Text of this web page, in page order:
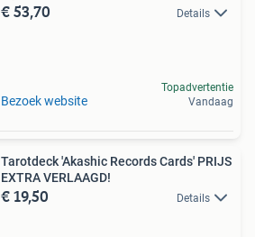
€ 53,70 Details
Bezoek website
Topadvertentie
Vandaag
Tarotdeck 'Akashic Records Cards' PRIJS
EXTRA VERLAAGD!
€ 19,50 Details